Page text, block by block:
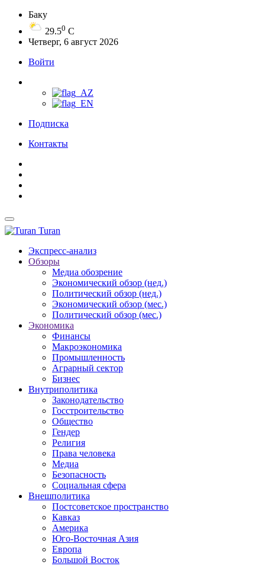
Баку
29.50 C
Четверг, 6 август 2026
Войти
Подписка
Контакты
Turan
Экспресс-анализ
Обзоры
Медиа обозрение
Экономический обзор (нед.)
Политический обзор (нед.)
Экономический обзор (мес.)
Политический обзор (мес.)
Экономика
Финансы
Макроэкономика
Промышленность
Аграрный сектор
Бизнес
Внутриполитика
Законодательство
Госстроительство
Общество
Гендер
Религия
Права человека
Медиа
Безопасность
Социальная сфера
Внешполитика
Постсоветское пространство
Кавказ
Америка
Юго-Восточная Азия
Европа
Большой Восток